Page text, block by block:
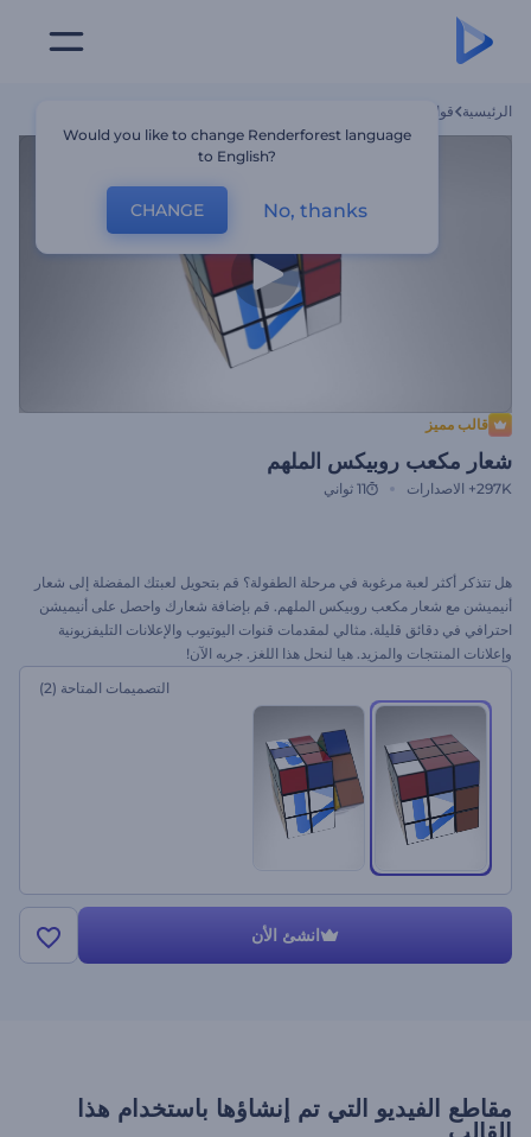
الرئيسية قوالب
قالب مميز
شعار مكعب روبيكس الملهم
297K+ الاصدارات 11 ثواني
هل تتذكر أكثر لعبة مرغوبة في مرحلة الطفولة؟ قم بتحويل لعبتك المفضلة إلى شعار
أنيميشن مع شعار مكعب روبيكس الملهم. قم بإضافة شعارك واحصل على أنيميشن
احترافي في دقائق قليلة. مثالي لمقدمات قنوات اليوتيوب والإعلانات التليفزيونية
وإعلانات المنتجات والمزيد. هيا لنحل هذا اللغز. جربه الآن!
التصميمات المتاحة (2)
انشئ الأن
مقاطع الفيديو التي تم إنشاؤها باستخدام هذا
Would you like to change Renderforest language
to English?
CHANGE No, thanks